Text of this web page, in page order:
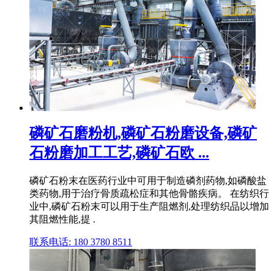
磷矿石磨粉机,磷矿石粉磨设备,磷矿
石粉磨加工工艺,磷矿石欧 ...
磷矿石粉末在医药行业中可用于制造磷剂药物,如磷酸盐
类药物,用于治疗骨质疏松症和其他骨骼疾病。 在纺织行
业中,磷矿石粉末可以用于生产阻燃剂,处理纺织品以增加
其阻燃性能,提 .
联系电话: 180 3780 8511